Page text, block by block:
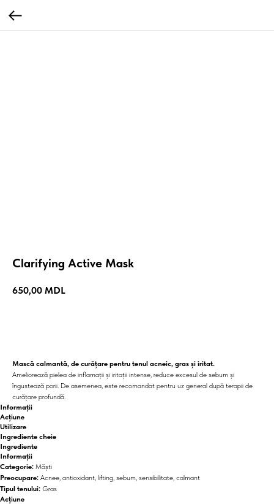
Clarifying Active Mask
650,00 MDL
Mască calmantă, de curățare pentru tenul acneic, gras și iritat.
Ameliorează pielea de inflamații și iritații intense, reduce excesul de sebum și
îngustează porii. De asemenea, este recomandat pentru uz general după terapii de
curățare profundă.
Informații
Acțiune
Utilizare
Ingrediente cheie
Ingrediente
Informații
Categorie: Măști
Preocupare: Acnee, antioxidant, lifting, sebum, sensibilitate, calmant
Tipul tenului: Gras
Acțiune